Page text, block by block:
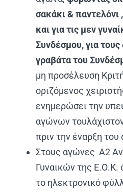
σακάκι &
και για τις μεν
Συνδέσμου, για τους
γραβάτα του
μη προσέλευση
οριζόμενος
ενημερώσει την
αγώνων
πριν την έναρξη του
Στους αγώνες Α2
Γυναικών της Ε.Ο.Κ.
το ηλεκτρονικό